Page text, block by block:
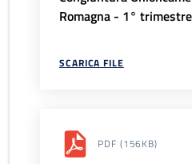
Romagna - 1°
SCARICA FILE
PDF (156KB)